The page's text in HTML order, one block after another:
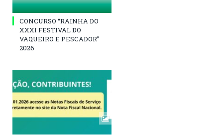
CONCURSO “RAINHA DO
XXXI FESTIVAL DO
VAQUEIRO E PESCADOR”
2026